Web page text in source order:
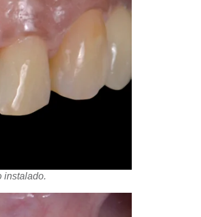
instalado.